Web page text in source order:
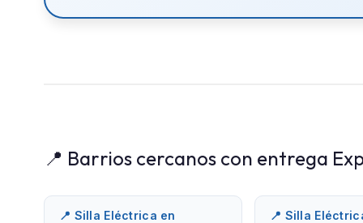
📍 Barrios cercanos con entrega
📍 Silla Eléctrica en
📍 Silla